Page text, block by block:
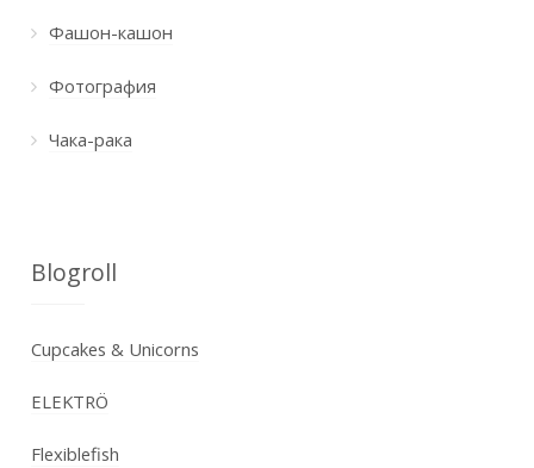
Фашон-кашон
Фотография
Чака-рака
Blogroll
Cupcakes & Unicorns
ELEKTRÖ
Flexiblefish